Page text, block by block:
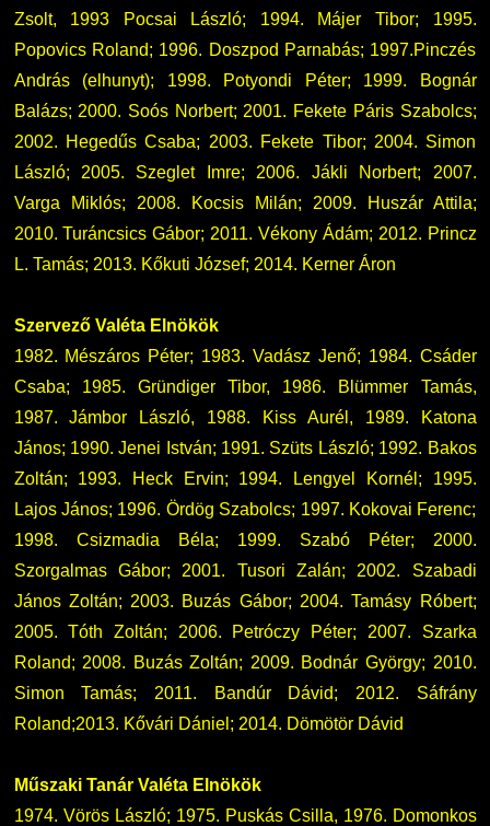
Zsolt, 1993 Pocsai László; 1994. Májer Tibor; 1995.
Popovics Roland; 1996. Doszpod Parnabás; 1997.Pinczés
András (elhunyt); 1998. Potyondi Péter; 1999. Bognár
Balázs; 2000. Soós Norbert; 2001. Fekete Páris Szabolcs;
2002. Hegedűs Csaba; 2003. Fekete Tibor; 2004. Simon
László; 2005. Szeglet Imre; 2006. Jákli Norbert; 2007.
Varga Miklós; 2008. Kocsis Milán; 2009. Huszár Attila;
2010. Turáncsics Gábor; 2011. Vékony Ádám; 2012. Princz
L. Tamás; 2013. Kőkuti József; 2014. Kerner Áron
Szervező Valéta Elnökök
1982. Mészáros Péter; 1983. Vadász Jenő; 1984. Csáder
Csaba; 1985. Gründiger Tibor, 1986. Blümmer Tamás,
1987. Jámbor László, 1988. Kiss Aurél, 1989. Katona
János; 1990. Jenei István; 1991. Szüts László; 1992. Bakos
Zoltán; 1993. Heck Ervin; 1994. Lengyel Kornél; 1995.
Lajos János; 1996. Ördög Szabolcs; 1997. Kokovai Ferenc;
1998. Csizmadia Béla; 1999. Szabó Péter; 2000.
Szorgalmas Gábor; 2001. Tusori Zalán; 2002. Szabadi
János Zoltán; 2003. Buzás Gábor; 2004. Tamásy Róbert;
2005. Tóth Zoltán; 2006. Petróczy Péter; 2007. Szarka
Roland; 2008. Buzás Zoltán; 2009. Bodnár György; 2010.
Simon Tamás; 2011. Bandúr Dávid; 2012. Sáfrány
Roland;2013. Kővári Dániel; 2014. Dömötör Dávid
Műszaki Tanár Valéta Elnökök
1974. Vörös László; 1975. Puskás Csilla, 1976. Domonkos